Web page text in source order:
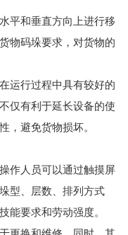
平和垂直方向上进行移
物码垛要求，对货物的
运行过程中具有较好的
仅有利于延长设备的使
，避免货物损坏。
作人员可以通过触摸屏
型、层数、排列方式
能要求和劳动强度。